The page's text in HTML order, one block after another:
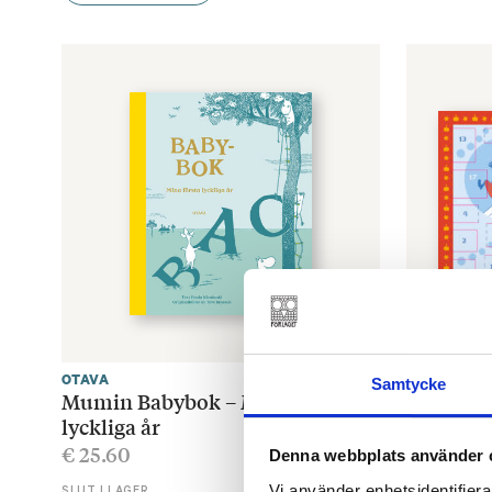
Samtycke
Denna webbplats använder
OTAVA
Mumin Babybok – Mina första
lyckliga år
€25.60
OTAVA
Mumin
€6.30